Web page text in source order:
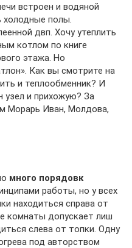
встроен и водяной
холодные полы.
двп. Хочу утеплить
котлом по книге
этажа. Но
Как вы смотрите на
и теплообменник? И
узел и прихожую? За
Морарь Иван, Молдова,
много порядовк
работы, но у всех
находиться справа от
комнаты допускает лиш
слева от топки. Одну
под авторством